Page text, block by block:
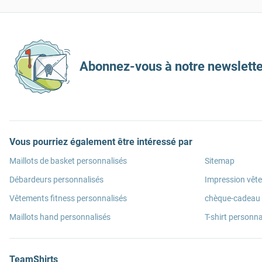
Abonnez-vous à notre
Vous pourriez également être intéressé par
Maillots de basket personnalisés
Débardeurs personnalisés
Vêtements fitness personnalisés
Maillots hand personnalisés
Sitemap
Impression
chèque-cadeau
T-shirt
TeamShirts